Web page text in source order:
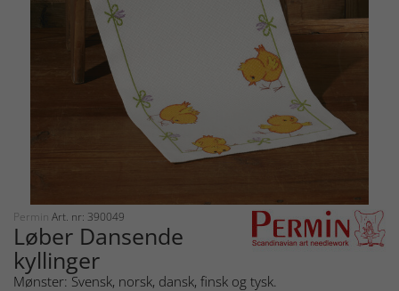
Permin Art. nr: 390049
Løber Dansende
kyllinger
Mønster: Svensk, norsk, dansk, finsk og tysk.